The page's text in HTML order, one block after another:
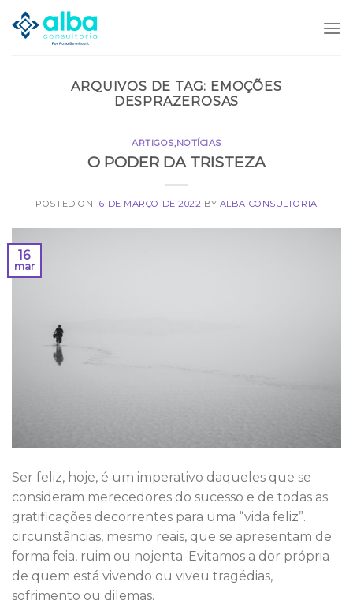
Skip
to
ARQUIVOS DE TAG: EMOÇÕES
DESPRAZEROSAS
ARTIGOS,NOTÍCIAS
O PODER DA TRISTEZA
POSTED ON 16 DE MARÇO DE 2022 BY ALBA CONSULTORIA
16
mar
Ser feliz, hoje, é um imperativo daqueles que se
consideram merecedores do sucesso e de todas as
gratificações decorrentes para uma “vida feliz”.
circunstâncias, mesmo reais, que se apresentam de
forma feia, ruim ou nojenta. Evitamos a dor própria
de quem está vivendo ou viveu tragédias,
sofrimento ou dilemas.